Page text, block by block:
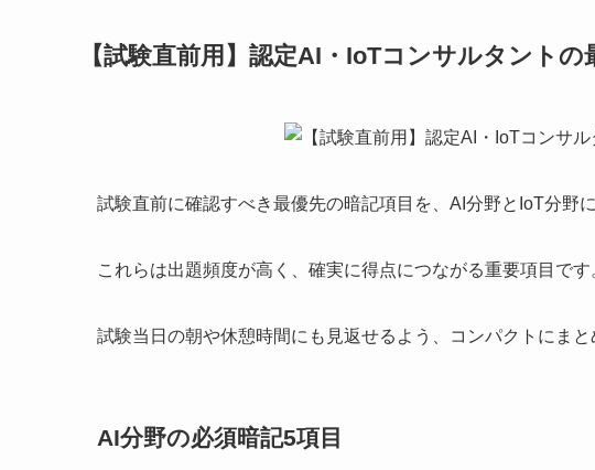
【試験直前用】認定AI・IoTコンサルタント
試験直前に確認すべき最優先の暗記項目を、AI分野とIoT分野
これらは出題頻度が高く、確実に得点につながる重要項目です
試験当日の朝や休憩時間にも見返せるよう、コンパクトにまと
AI分野の必須暗記5項目